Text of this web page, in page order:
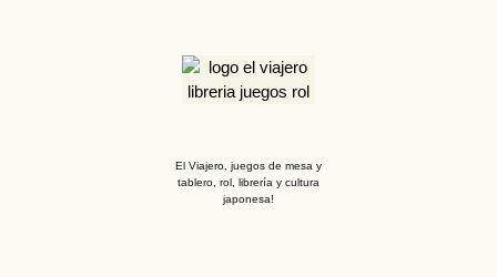
El Viajero, juegos de mesa y
tablero, rol, librería y cultura
japonesa!